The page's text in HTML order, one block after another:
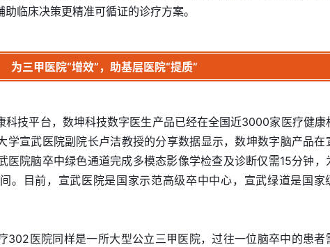
临床决策更精准可循证的诊疗方案。
为三甲医院“增效”，助基层医院“提质”
科技平台，数坤科技数字医生产品已经在全国近3000家医疗健康
学宣武医院副院长卢洁教授的分享数据显示，数坤数字脑产品在
医院脑卒中绿色通道完成多模态影像学检查及诊断仅需15分钟，
。目前，宣武医院是国家示范高级卒中中心，宣武绿道是国家
302医院同样是一所大型公立三甲医院，过往一位脑卒中的患者